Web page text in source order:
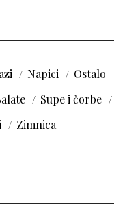
Napici
Ostalo
Supe i čorbe
Zimnica